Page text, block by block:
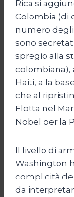
Rica si
Colombia (di
numero degli
sono
spregio alla
colombiana),
Haiti, alla
che al
Flotta nel
Nobel per la
Il livello di
Washington
complicità
da